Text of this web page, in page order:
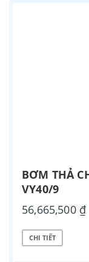
BƠM THẢ
VY40/9
56,665,500 ₫
CHI TIẾT